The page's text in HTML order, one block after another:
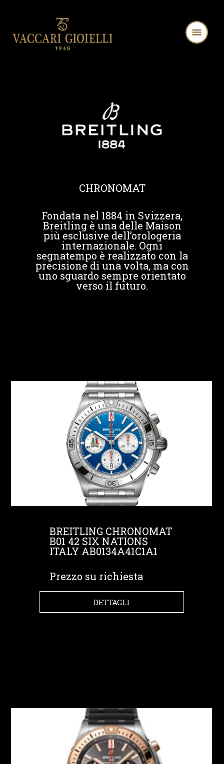
CHRONOMAT
Fondata nel 1884 in Svizzera,
Breitling è una delle Maison
più esclusive dell’orologeria
internazionale. Ogni
segnatempo è realizzato con la
precisione di una volta, ma con
uno sguardo sempre orientato
verso il futuro.
BREITLING CHRONOMAT
B01 42 SIX NATIONS
ITALY AB0134A41C1A1
Prezzo su richiesta
DETTAGLI